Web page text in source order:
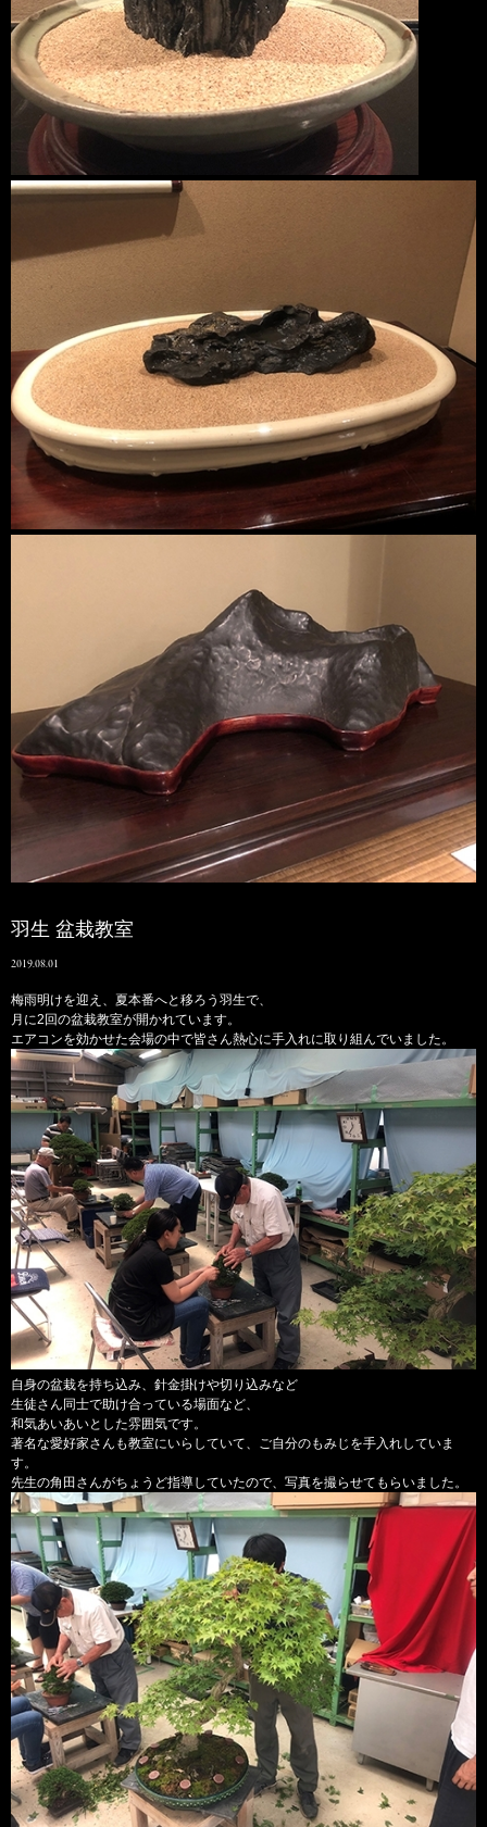
羽生 盆栽教室
2019.08.01
梅雨明けを迎え、夏本番へと移ろう羽生で、
月に2回の盆栽教室が開かれています。
エアコンを効かせた会場の中で皆さん熱心に手入れに取り組んでいました。
自身の盆栽を持ち込み、針金掛けや切り込みなど
生徒さん同士で助け合っている場面など、
和気あいあいとした雰囲気です。
著名な愛好家さんも教室にいらしていて、ご自分のもみじを手入れしていま
す。
先生の角田さんがちょうど指導していたので、写真を撮らせてもらいました。